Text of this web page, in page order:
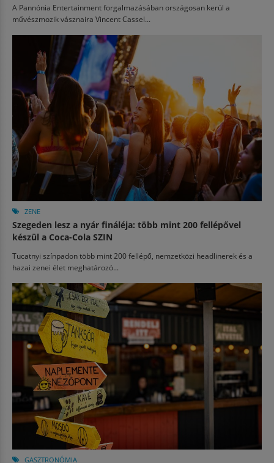
A Pannónia Entertainment forgalmazásában országosan kerül a
művészmozik vásznaira Vincent Cassel...
ZENE
Szegeden lesz a nyár fináléja: több mint 200 fellépővel
készül a Coca-Cola SZIN
Tucatnyi színpadon több mint 200 fellépő, nemzetközi headlinerek és a
hazai zenei élet meghatározó...
GASZTRONÓMIA